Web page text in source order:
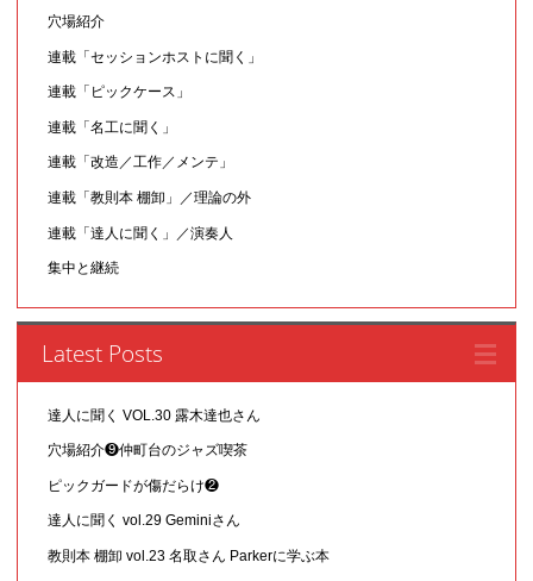
穴場紹介
連載「セッションホストに聞く」
連載「ピックケース」
連載「名工に聞く」
連載「改造／工作／メンテ」
連載「教則本 棚卸」／理論の外
連載「達人に聞く」／演奏人
集中と継続
Latest Posts
達人に聞く VOL.30 露木達也さん
穴場紹介❾仲町台のジャズ喫茶
ピックガードが傷だらけ❷
達人に聞く vol.29 Geminiさん
教則本 棚卸 vol.23 名取さん Parkerに学ぶ本